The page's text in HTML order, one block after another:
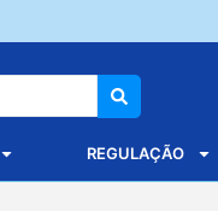
REGULAÇÃO